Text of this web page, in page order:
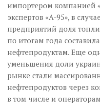
импортером компанией
экспертов «А-95», в
предприятий доля
по итогам года
нефтепродуктам. Еще
уменьшения доли
рынке стали
нефтепродуктов через
в том числе и